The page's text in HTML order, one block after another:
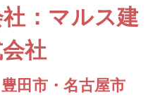
：マルス建
社
田市・名古屋市